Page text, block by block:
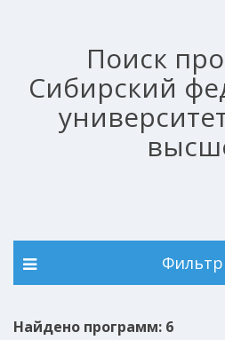
Поиск
Сибирский
Найдено программ: 6